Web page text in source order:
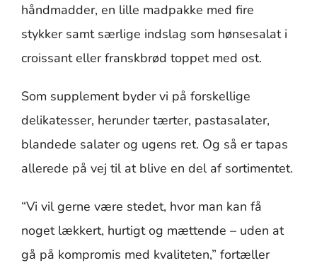
håndmadder, en lille madpakke med fire
stykker samt særlige indslag som hønsesalat i
croissant eller franskbrød toppet med ost.
Som supplement byder vi på forskellige
delikatesser, herunder tærter, pastasalater,
blandede salater og ugens ret. Og så er tapas
allerede på vej til at blive en del af sortimentet.
“Vi vil gerne være stedet, hvor man kan få
noget lækkert, hurtigt og mættende – uden at
gå på kompromis med kvaliteten,” fortæller